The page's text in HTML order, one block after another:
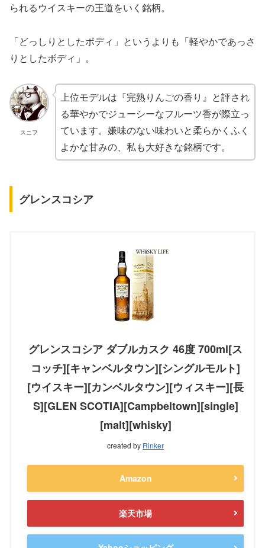
られるウイスキーの王道をいく銘柄。
「どっしりとしたボディ」というよりも「軽やかであっさ
りとしたボディ」。
スニフ
上位モデルは『完熟りんごの香り』と評され
る華やかでジューシーなフルーツ香が際立っ
ています。嫌味のない味わいと柔らかくふく
よかな甘みの、私も大好きな銘柄です。
グレンスコシア
グレンスコシア ダブルカスク 46度 700ml[ス
コッチ][キャンベルタウン][シングルモルト]
[ウイスキー][カンベルタウン][ウィスキー][長
S][GLEN SCOTIA][Campbeltown][single]
[malt][whisky]
created by Rinker
Amazon
楽天市場